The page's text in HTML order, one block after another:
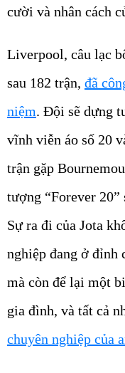
cười và nhân cách
Liverpool, câu lạc
sau 182 trận, đã
niệm. Đội sẽ dựng
vĩnh viễn áo số 20
trận gặp
tượng “Forever
Sự ra đi của Jota
nghiệp đang ở đỉnh
mà còn để lại một
gia đình, và tất cả
chuyên nghiệp của